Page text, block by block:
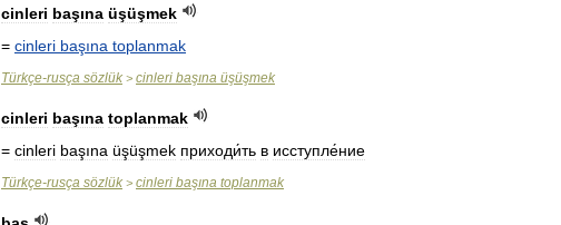
cinleri başına üşüşmek
= cinleri başına toplanmak
Türkçe-rusça sözlük > cinleri başına üşüşmek
cinleri başına toplanmak
= cinleri başına üşüşmek приходи́ть в исступле́ние
Türkçe-rusça sözlük > cinleri başına toplanmak